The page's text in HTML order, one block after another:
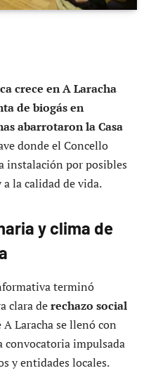
crece en A Laracha
de biogás en
abarrotaron la Casa
donde el Concello
instalación por posibles
la calidad de vida.
y clima de
terminó
clara derechazo social
A Laracha se llenó con
convocatoria impulsada
y entidades locales.